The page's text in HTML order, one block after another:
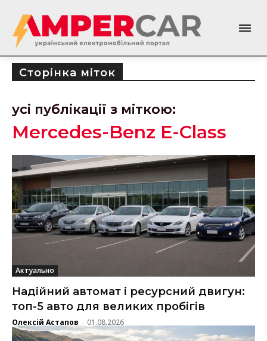
Сторінка міток
усі публікації з міткою:
Mercedes-Benz E-Class
Актуально
Надійний автомат і ресурсний двигун:
топ-5 авто для великих пробігів
Олексій Астапов - 01.08.2026